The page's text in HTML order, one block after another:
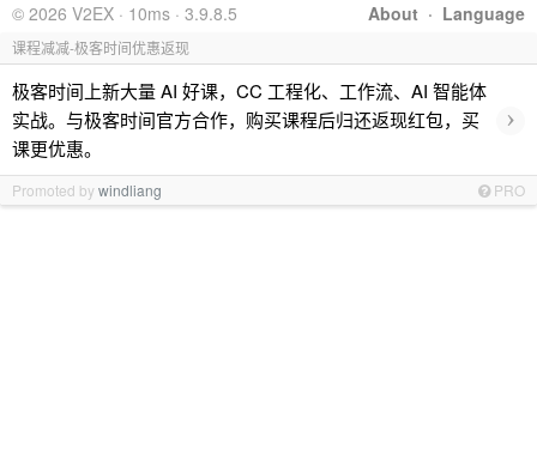
About · Language
© 2026 V2EX · 10ms · 3.9.8.5
课程减减-极客时间优惠返现
极客时间上新大量 AI 好课，CC 工程化、工作流、AI 智能体
实战。与极客时间官方合作，购买课程后归还返现红包，买
课更优惠。
›
Promoted bywindliang PRO